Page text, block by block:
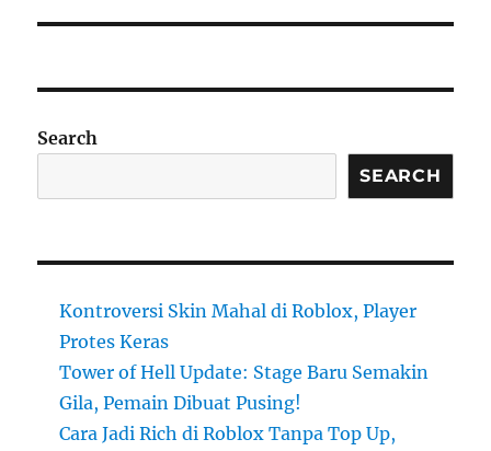
Search
SEARCH
Kontroversi Skin Mahal di Roblox, Player
Protes Keras
Tower of Hell Update: Stage Baru Semakin
Gila, Pemain Dibuat Pusing!
Cara Jadi Rich di Roblox Tanpa Top Up,